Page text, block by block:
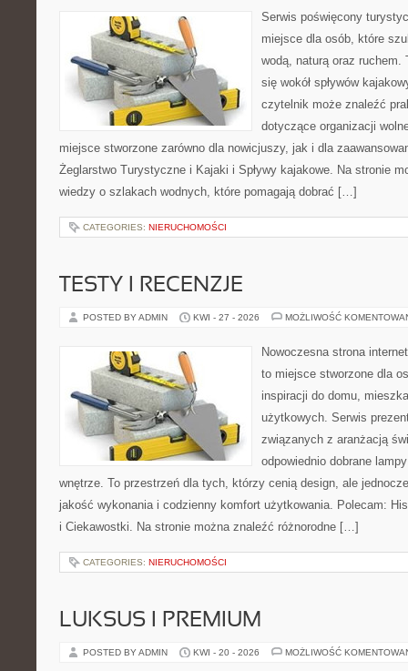
Serwis poświęcony
miejsce dla osób, które
wodą, naturą oraz ruchem.
się wokół spływów
czytelnik może znaleźć
dotyczące organizacji
miejsce stworzone zarówno dla nowicjuszy, jak i dla
Żeglarstwo Turystyczne i Kajaki i Spływy kajakowe. Na stronie
wiedzy o szlakach wodnych, które pomagają dobrać […]
CATEGORIES: NIERUCHOMOŚCI
TESTY I RECENZJE
POSTED BY ADMIN KWI - 27 - 2026 MOŻLIWOŚĆ
Nowoczesna strona
to miejsce stworzone dla
inspiracji do domu,
użytkowych. Serwis
związanych z aranżacją
odpowiednio dobrane
wnętrze. To przestrzeń dla tych, którzy cenią design, ale
jakość wykonania i codzienny komfort użytkowania. Polecam:
i Ciekawostki. Na stronie można znaleźć różnorodne […]
CATEGORIES: NIERUCHOMOŚCI
LUKSUS I PREMIUM
POSTED BY ADMIN KWI - 20 - 2026 MOŻLIWOŚĆ